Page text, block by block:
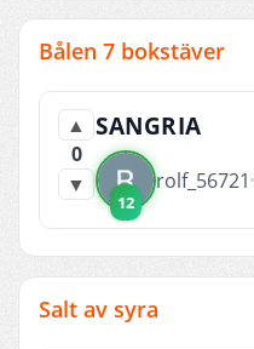
Bålen 7 bokstäver
▲
0
▼
SANGRIA
12
rolf_56721
Salt av syra